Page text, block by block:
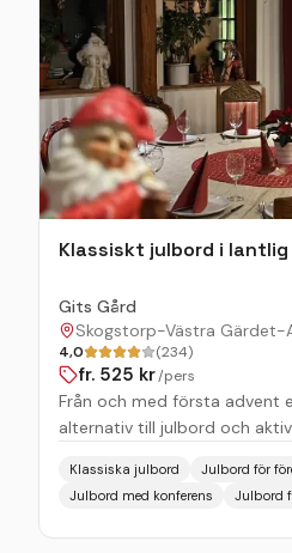
Klassiskt julbord i
Gits Gård
Skogstorp-Västra Gärdet-
4,0 (234)
fr. 525 kr/pers
Från och med första advent
alternativ till julbord och
Julbord serveras utvalda
till jul. Välj och vraka bland
julrätter. I priset ingår
Klassiska julbord
Julbord för
Julbord med konferens
Julbord